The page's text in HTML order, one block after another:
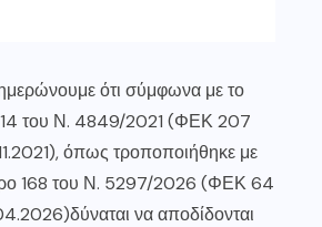
ότι σύμφωνα με το
του Ν. 4849/2021 (ΦΕΚ 207
όπως τροποποιήθηκε με
168 του Ν. 5297/2026 (ΦΕΚ 64
να αποδίδονται